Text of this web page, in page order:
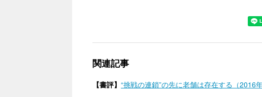
関連記事
【書評】 “挑戦の連鎖”の先に老舗は存在する（2016